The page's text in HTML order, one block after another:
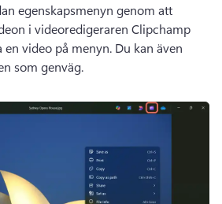
egenskapsmenyn genom att
i videoredigeraren Clipchamp
en video på menyn. Du kan även
som genväg.